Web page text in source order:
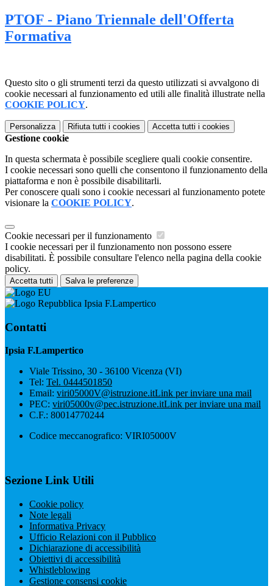
PTOF - Piano Triennale dell'Offerta
Formativa
Questo sito o gli strumenti terzi da questo utilizzati si avvalgono di
cookie necessari al funzionamento ed utili alle finalità illustrate nella
COOKIE POLICY.
Personalizza Rifiuta tutti i cookies Accetta tutti i cookies
Gestione cookie
In questa schermata è possibile scegliere quali cookie consentire.
I cookie necessari sono quelli che consentono il funzionamento della
piattaforma e non è possibile disabilitarli.
Per conoscere quali sono i cookie necessari al funzionamento potete
visionare la COOKIE POLICY.
Cookie necessari per il funzionamento
I cookie necessari per il funzionamento non possono essere
disabilitati. È possibile consultare l'elenco nella pagina della cookie
policy.
Accetta tutti Salva le preferenze
Ipsia F.Lampertico
Contatti
Ipsia F.Lampertico
Viale Trissino, 30 - 36100 Vicenza (VI)
Tel: Tel. 0444501850
Email: viri05000V@istruzione.itLink per inviare una mail
PEC: viri05000v@pec.istruzione.itLink per inviare una mail
C.F.: 80014770244
Codice meccanografico: VIRI05000V
Sezione Link Utili
Cookie policy
Note legali
Informativa Privacy
Ufficio Relazioni con il Pubblico
Dichiarazione di accessibilità
Obiettivi di accessibilità
Whistleblowing
Gestione consensi cookie